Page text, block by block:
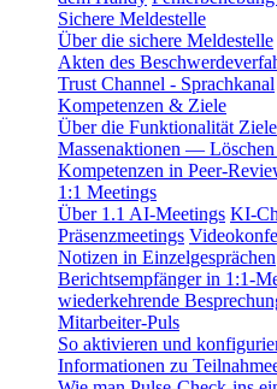
Sichere Meldestelle
Über die sichere Meldestelle
Akten des
Trust Channel - Sprachkanal
Kompetenzen & Ziele
Über die Funktionalität Ziele
Massenaktionen —
Kompetenzen in Peer-
1:1 Meetings
Über 1.1 AI-Meetings KI-
Präsenzmeetings
Notizen in Einzelgesprächen
Berichtsempfänger in 1:1-
wiederkehrende
Mitarbeiter-Puls
So aktivieren und
Informationen zu